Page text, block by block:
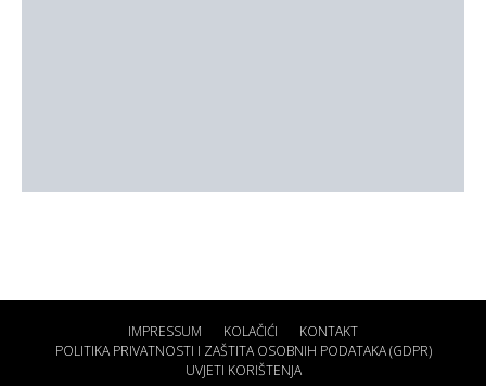
IMPRESSUM KOLAČIĆI
KONTAKT
POLITIKA PRIVATNOSTI I ZAŠTITA OSOBNIH PODATAKA (GDPR)
UVJETI KORIŠTENJA